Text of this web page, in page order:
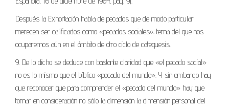
Después la Exhortación habla de pecados que de modo particular
merecen ser calificados como «pecados sociales»; tema del que nos
ocuparemos aún en el ámbito de otro ciclo de catequesis.
9. De lo dicho se deduce con bastante claridad que «el pecado social»
no es lo mismo que el bíblico «pecado del mundo». Y sin embargo hay
que reconocer que para comprender el «pecado del mundo» hay que
tomar en consideración no sólo la dimensión la dimensión personal del